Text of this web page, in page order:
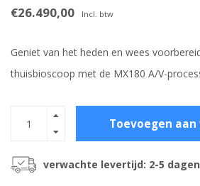
€26.490,00 Incl. btw
Geniet van het heden en wees
thuisbioscoop met de MX180 A/V-
Toevoegen
verwachte levertijd: 2-5 dagen